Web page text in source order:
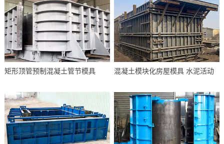
矩形顶管预制混凝土管节模具 混凝土模块化房屋模具 水泥活动